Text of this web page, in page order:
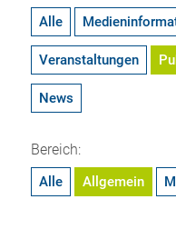
Alle
Veranstaltungen
News
Bereich:
Alle Allgemein